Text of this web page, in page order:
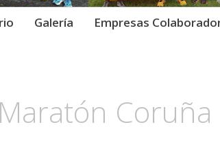
Galería Empresas
Coruña